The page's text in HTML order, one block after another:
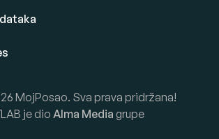
MojPosao. Sva prava pridržana!
je dio Alma Media grupe